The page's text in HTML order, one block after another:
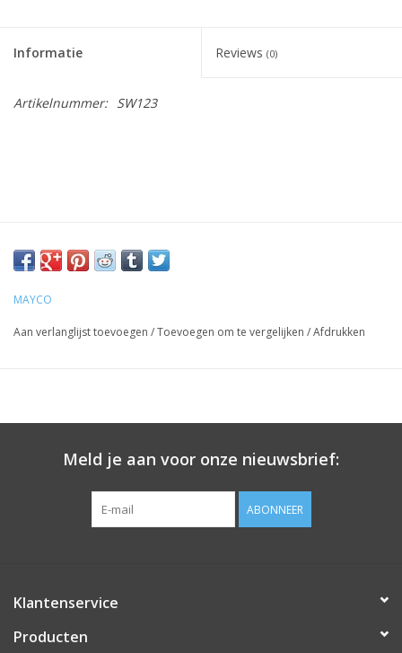
Informatie Reviews (0)
Artikelnummer: SW123
MAYCO
Aan verlanglijst toevoegen /Toevoegen om te vergelijken /Afdrukken
Meld je aan voor onze nieuwsbrief:
ABONNEER
Klantenservice
Producten